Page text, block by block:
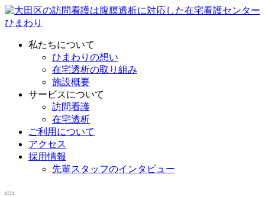
私たちについて
ひまわりの想い
在宅透析の取り組み
施設概要
サービスについて
訪問看護
在宅透析
ご利用について
アクセス
採用情報
先輩スタッフのインタビュー